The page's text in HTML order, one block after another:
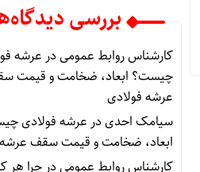
بررسی
کارشناس روابط عمومیدر عرشه
چیست؟ ابعاد، ضخامت و قیمت
عرشه فولادی
سیامک احدیدر عرشه فولادی
ابعاد، ضخامت و قیمت سقف
کارشناس روابط عمومیدرچرا هر